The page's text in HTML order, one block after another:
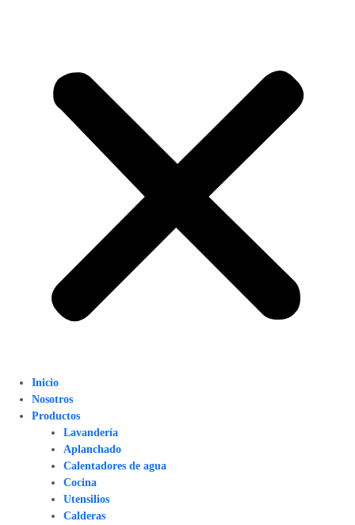
Inicio
Nosotros
Productos
Lavandería
Aplanchado
Calentadores de agua
Cocina
Utensilios
Calderas